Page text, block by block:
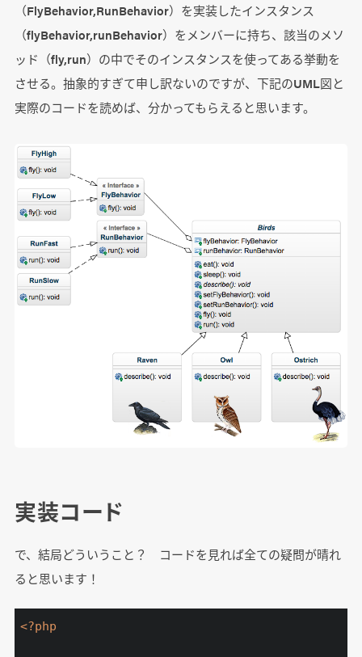
（FlyBehavior,RunBehavior）を実装したインスタンス
（flyBehavior,runBehavior）をメンバーに持ち、該当のメソ
ッド（fly,run）の中でそのインスタンスを使ってある挙動を
させる。抽象的すぎて申し訳ないのですが、下記のUML図と
実際のコードを読めば、分かってもらえると思います。
実装コード
で、結局どういうこと？ コードを見れば全ての疑問が晴れ
ると思います！
<?php